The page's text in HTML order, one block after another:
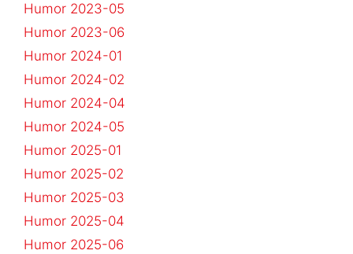
Humor 2023-05
Humor 2023-06
Humor 2024-01
Humor 2024-02
Humor 2024-04
Humor 2024-05
Humor 2025-01
Humor 2025-02
Humor 2025-03
Humor 2025-04
Humor 2025-06